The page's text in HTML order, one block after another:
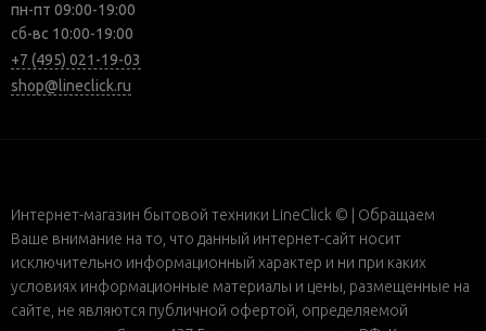
пн-пт 09:00-19:00
сб-вс 10:00-19:00
+7 (495) 021-19-03
shop@lineclick.ru
Интернет-магазин бытовой техники LineClick © | Обращаем
Ваше внимание на то, что данный интернет-сайт носит
исключительно информационный характер и ни при каких
условиях информационные материалы и цены, размещенные на
сайте, не являются публичной офертой, определяемой